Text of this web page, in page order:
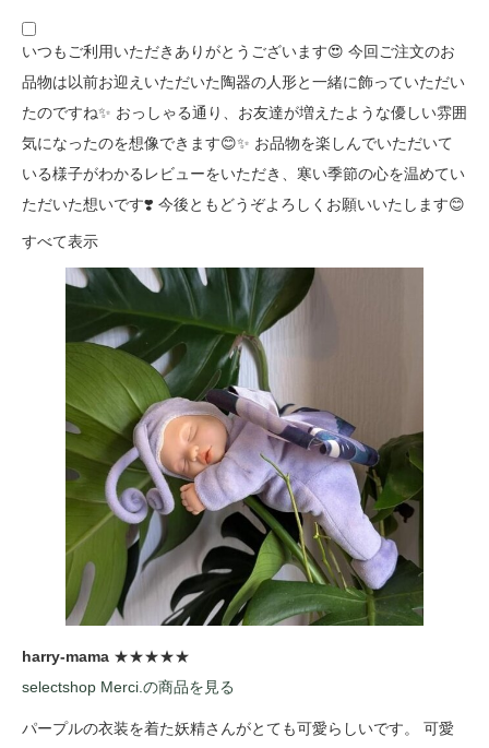
いつもご利用いただきありがとうございます😍 今回ご注文のお
品物は以前お迎えいただいた陶器の人形と一緒に飾っていただい
たのですね✨ おっしゃる通り、お友達が増えたような優しい雰囲
気になったのを想像できます😊✨ お品物を楽しんでいただいて
いる様子がわかるレビューをいただき、寒い季節の心を温めてい
ただいた想いです❣️ 今後ともどうぞよろしくお願いいたします😊
すべて表示
harry-mama ★★★★★
selectshop Merci.の商品を見る
パープルの衣装を着た妖精さんがとても可愛らしいです。 可愛